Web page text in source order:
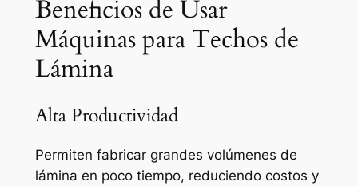
Beneficios de Usar
Máquinas para Techos de
Lámina
Alta Productividad
Permiten fabricar grandes volúmenes de
lámina en poco tiempo, reduciendo costos y